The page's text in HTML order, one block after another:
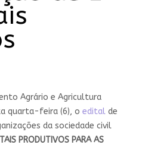
Agrário e Agricultura
quarta-feira (6), o editalde
da sociedade civil
PRODUTIVOS PARA AS